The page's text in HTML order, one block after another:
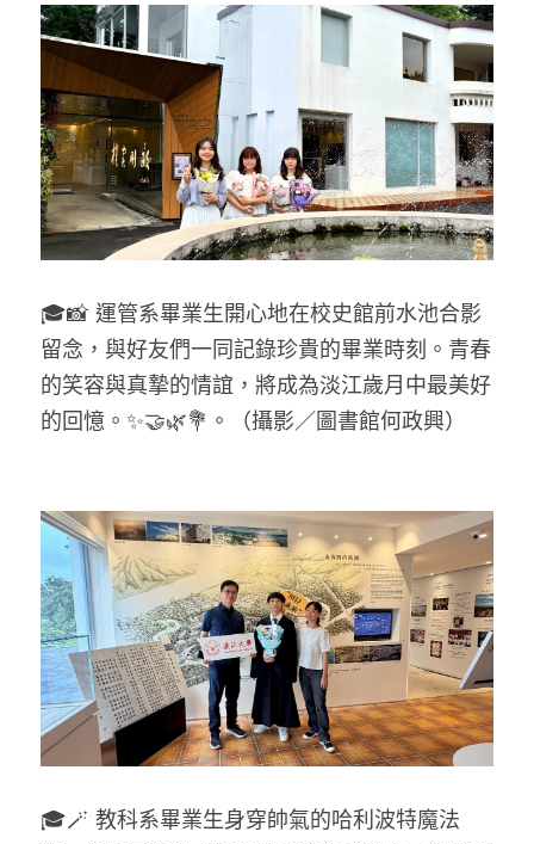
🎓📸 運管系畢業生開心地在校史館前水池合影
留念，與好友們一同記錄珍貴的畢業時刻。青春
的笑容與真摯的情誼，將成為淡江歲月中最美好
的回憶。✨🤝🌿💐。
（攝影／圖書館何政興）
🎓🪄 教科系畢業生身穿帥氣的哈利波特魔法